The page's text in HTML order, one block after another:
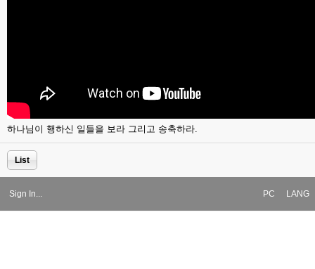
하나님이 행하신 일들을 보라 그리고 송축하라.
List
Sign In... PC LANG